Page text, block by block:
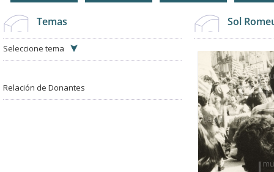
Temas
Seleccione tema
Relación de Donantes
Sol